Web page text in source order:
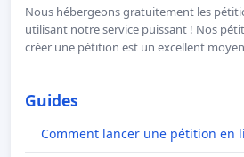
Nous hébergeons gratuitement les
utilisant notre service puissant ! Nos
créer une pétition est un excellent
Guides
Comment lancer une pétition en